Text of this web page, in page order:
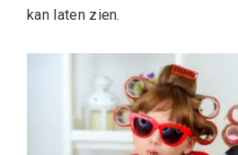
kan laten zien.